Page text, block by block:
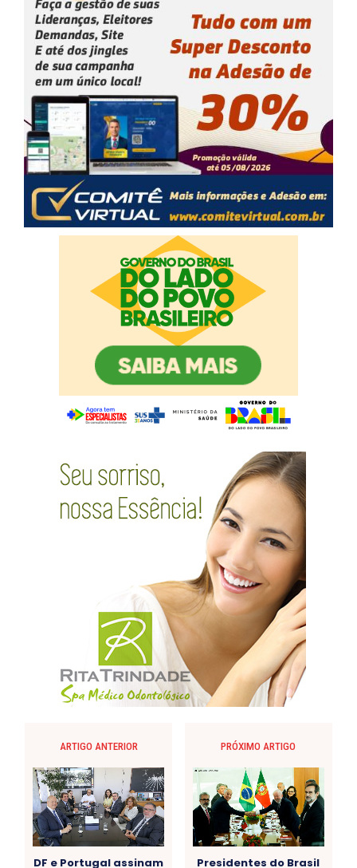
ARTIGO ANTERIOR
DF e Portugal assinam
PRÓXIMO ARTIGO
Presidentes do Brasil